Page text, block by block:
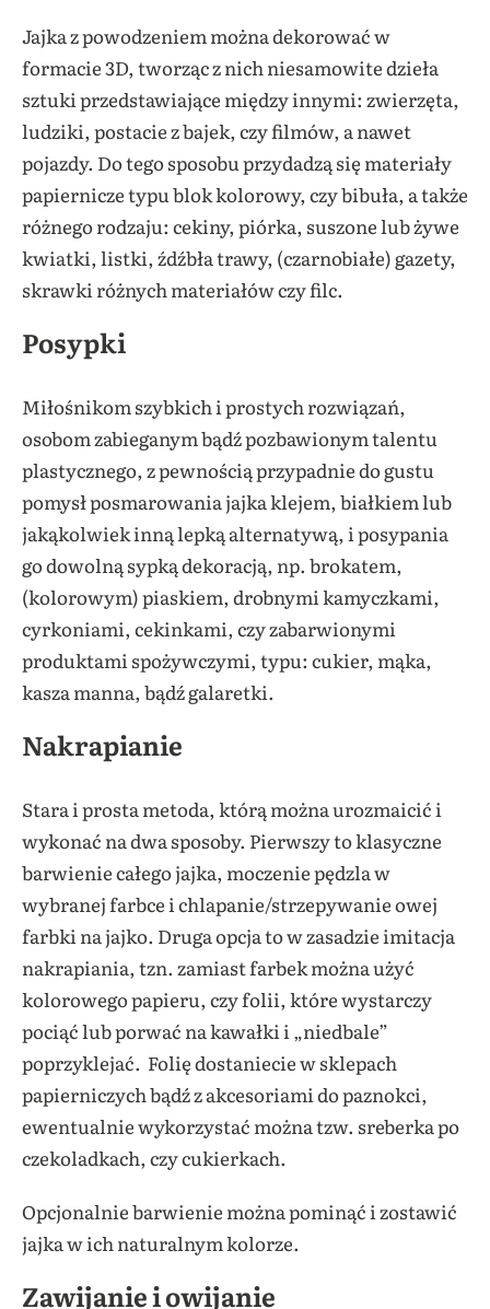
Jajka z powodzeniem można dekorować w
formacie 3D, tworząc z nich niesamowite dzieła
sztuki przedstawiające między innymi: zwierzęta,
ludziki, postacie z bajek, czy filmów, a nawet
pojazdy. Do tego sposobu przydadzą się materiały
papiernicze typu blok kolorowy, czy bibuła, a także
różnego rodzaju: cekiny, piórka, suszone lub żywe
kwiatki, listki, źdźbła trawy, (czarnobiałe) gazety,
skrawki różnych materiałów czy filc.
Posypki
Miłośnikom szybkich i prostych rozwiązań,
osobom zabieganym bądź pozbawionym talentu
plastycznego, z pewnością przypadnie do gustu
pomysł posmarowania jajka klejem, białkiem lub
jakąkolwiek inną lepką alternatywą, i posypania
go dowolną sypką dekoracją, np. brokatem,
(kolorowym) piaskiem, drobnymi kamyczkami,
cyrkoniami, cekinkami, czy zabarwionymi
produktami spożywczymi, typu: cukier, mąka,
kasza manna, bądź galaretki.
Nakrapianie
Stara i prosta metoda, którą można urozmaicić i
wykonać na dwa sposoby. Pierwszy to klasyczne
barwienie całego jajka, moczenie pędzla w
wybranej farbce i chlapanie/strzepywanie owej
farbki na jajko. Druga opcja to w zasadzie imitacja
nakrapiania, tzn. zamiast farbek można użyć
kolorowego papieru, czy folii, które wystarczy
pociąć lub porwać na kawałki i „niedbale”
poprzyklejać. Folię dostaniecie w sklepach
papierniczych bądź z akcesoriami do paznokci,
ewentualnie wykorzystać można tzw. sreberka po
czekoladkach, czy cukierkach.
Opcjonalnie barwienie można pominąć i zostawić
jajka w ich naturalnym kolorze.
Zawijanie i owijanie